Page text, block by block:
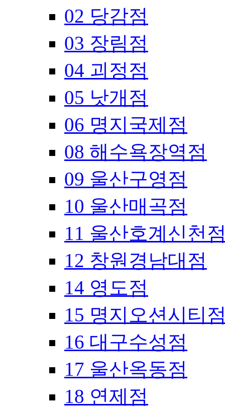
02 당감점
03 장림점
04 괴정점
05 낫개점
06 명지국제점
08 해수욕장역점
09 울산구영점
10 울산매곡점
11 울산호계신천
12 창원경남대점
14 영도점
15 명지오션시티
16 대구수성점
17 울산옥동점
18 연제점